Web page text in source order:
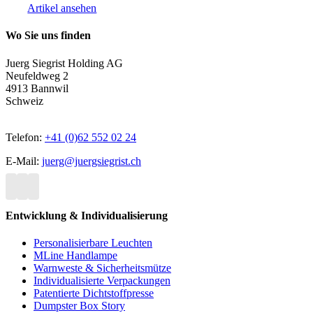
Artikel ansehen
Wo Sie uns finden
Juerg Siegrist Holding AG
Neufeldweg 2
4913 Bannwil
Schweiz
Telefon: +41 (0)62 552 02 24
E-Mail: juerg@juergsiegrist.ch
Entwicklung & Individualisierung
Personalisierbare Leuchten
MLine Handlampe
Warnweste & Sicherheitsmütze
Individualisierte Verpackungen
Patentierte Dichtstoffpresse
Dumpster Box Story